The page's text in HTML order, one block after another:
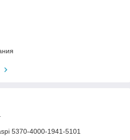
5370-4000-1941-5101